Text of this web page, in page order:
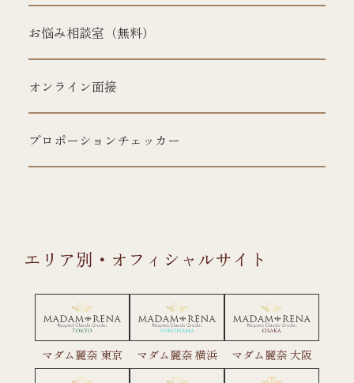
お悩み相談室（無料）
オンライン面接
プロポーションチェッカー
エリア別・オフィシャルサイト
マダム麗奈 東京 マダム麗奈 横浜 マダム麗奈 大阪